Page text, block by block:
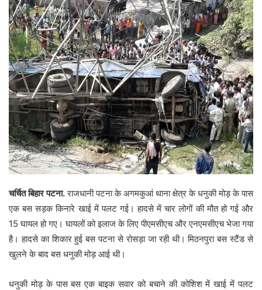
चर्चित बिहार पटना.राजधानी पटना के अगमकुआं थाना क्षेत्र के धनुकी मोड़ के पास
एक बस सड़क किनारे खाई में पलट गई। हादसे में चार लोगों की मौत हो गई और
15 घायल हो गए। घायलों को इलाज के लिए पीएमसीएच और एनएमसीएच भेजा गया
है। हादसे का शिकार हुई बस पटना से रोसड़ा जा रही थी। मिठनपुरा बस स्टैंड से
खुलने के बाद बस धनुकी मोड़ आई थी।
धनुकी मोड़ के पास बस एक बाइक सवार को बचाने की कोशिश में खाई में पलट